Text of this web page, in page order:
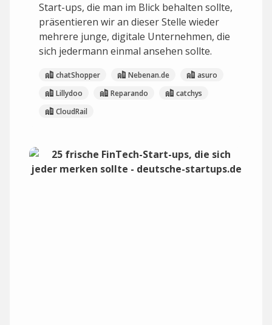
Start-ups, die man im Blick behalten sollte,
präsentieren wir an dieser Stelle wieder
mehrere junge, digitale Unternehmen, die
sich jedermann einmal ansehen sollte.
chatShopper Nebenan.de
asuro
Lillydoo
Reparando
catchys
CloudRail